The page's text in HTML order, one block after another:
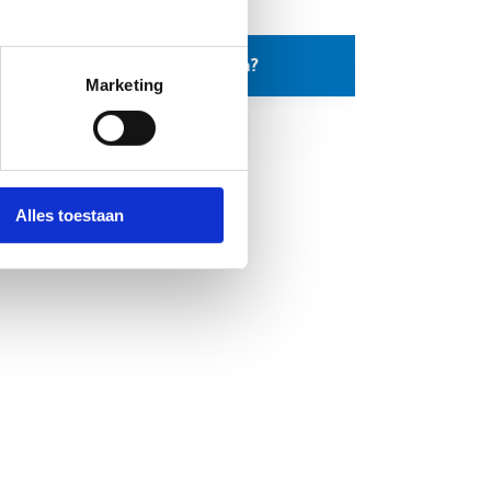
Marketing
Alles toestaan
Hoe vraag ik een sportklas aan?